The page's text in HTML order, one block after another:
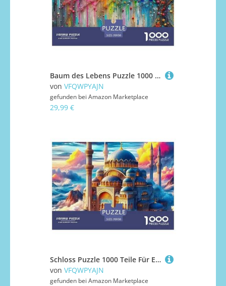
Baum des Lebens Puzzle 1000 Teile Für Erwachsene Kinder Mit Gemütliche Studie-Motiv Impossible Game 70x50cm/1000pcs
von VFQWPYAJN
gefunden bei Amazon Marketplace
29,99 €
Schloss Puzzle 1000 Teile Für Erwachsene Clevere Rätsel Impossible Game 70x50cm/1000pcs
von VFQWPYAJN
gefunden bei Amazon Marketplace